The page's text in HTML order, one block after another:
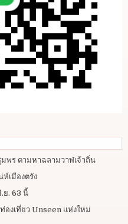
มพร ตามหาฉลามวาฬเจ้าถิ่น
ห์เมืองตรัง
.ย. 63 นี้
องเที่ยว Unseen แห่งใหม่